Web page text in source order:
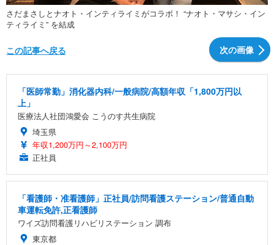
さだまさしとナオト・インティライミがコラボ！ “ナオト・マサシ・イン
ティライミ” を結成
次の画像
この記事へ戻る
「医師常勤」消化器内科/一般病院/高額年収「1,800万円以
上」
医療法人社団鴻愛会 こうのす共生病院
埼玉県
年収1,200万円～2,100万円
正社員
「看護師・准看護師」正社員/訪問看護ステーション/普通自動
車運転免許,正看護師
ワイズ訪問看護リハビリステーション 調布
東京都